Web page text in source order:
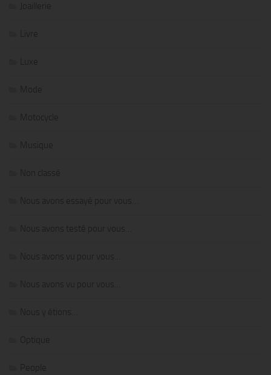
Joaillerie
Livre
Luxe
Mode
Motocycle
Musique
Non classé
Nous avons essayé pour vous…
Nous avons testé pour vous…
Nous avons vu pour vous…
Nous avons vu pour vous…
Nous y étions…
Optique
People